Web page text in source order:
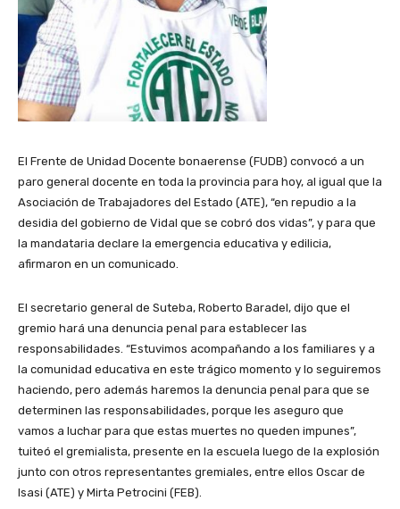
El Frente de Unidad Docente bonaerense (FUDB) convocó a un
paro general docente en toda la provincia para hoy, al igual que la
Asociación de Trabajadores del Estado (ATE), “en repudio a la
desidia del gobierno de Vidal que se cobró dos vidas”, y para que
la mandataria declare la emergencia educativa y edilicia,
afirmaron en un comunicado.
El secretario general de Suteba, Roberto Baradel, dijo que el
gremio hará una denuncia penal para establecer las
responsabilidades. “Estuvimos acompañando a los familiares y a
la comunidad educativa en este trágico momento y lo seguiremos
haciendo, pero además haremos la denuncia penal para que se
determinen las responsabilidades, porque les aseguro que
vamos a luchar para que estas muertes no queden impunes”,
tuiteó el gremialista, presente en la escuela luego de la explosión
junto con otros representantes gremiales, entre ellos Oscar de
Isasi (ATE) y Mirta Petrocini (FEB).